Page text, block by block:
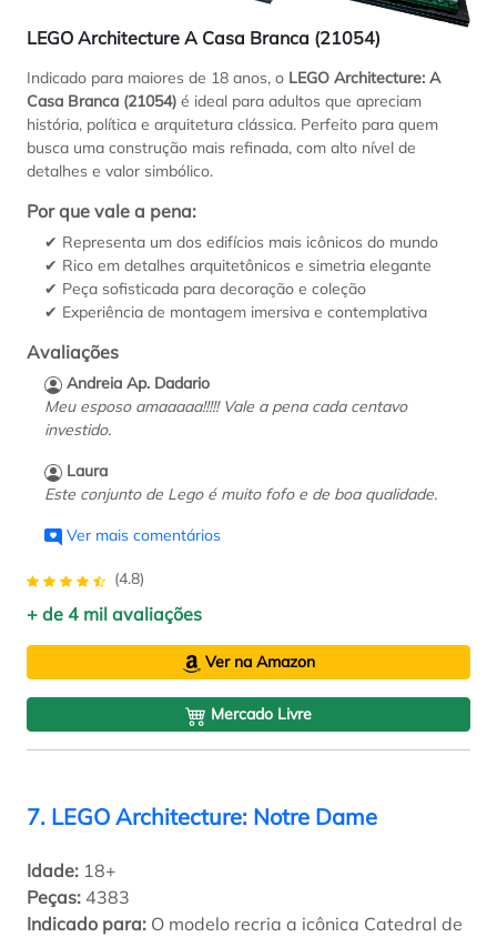
LEGO Architecture A Casa Branca (21054)
Indicado para maiores de 18 anos, o LEGO Architecture: A
Casa Branca (21054) é ideal para adultos que apreciam
história, política e arquitetura clássica. Perfeito para quem
busca uma construção mais refinada, com alto nível de
detalhes e valor simbólico.
Por que vale a pena:
✔ Representa um dos edifícios mais icônicos do mundo
✔ Rico em detalhes arquitetônicos e simetria elegante
✔ Peça sofisticada para decoração e coleção
✔ Experiência de montagem imersiva e contemplativa
Avaliações
Andreia Ap. Dadario
Meu esposo amaaaaa!!!!! Vale a pena cada centavo
investido.
Laura
Este conjunto de Lego é muito fofo e de boa qualidade.
Ver mais comentários
(4.8)
+ de 4 mil avaliações
Ver na Amazon
Mercado Livre
7. LEGO Architecture: Notre Dame
Idade: 18+
Peças: 4383
Indicado para: O modelo recria a icônica Catedral de